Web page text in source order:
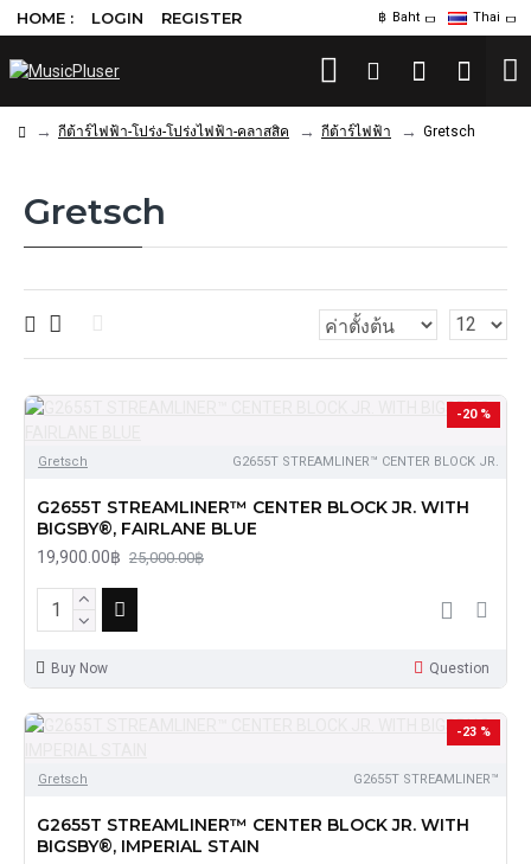
HOME : LOGIN REGISTER ฿ Baht Thai
กีต้าร์ไฟฟ้า-โปร่ง-โปร่งไฟฟ้า-คลาสสิค กีต้าร์ไฟฟ้า Gretsch
Gretsch
-20 %
Gretsch G2655T STREAMLINER™ CENTER BLOCK JR.
G2655T STREAMLINER™ CENTER BLOCK JR. WITH
BIGSBY®, FAIRLANE BLUE
19,900.00฿ 25,000.00฿
Buy Now Question
-23 %
Gretsch G2655T STREAMLINER™
G2655T STREAMLINER™ CENTER BLOCK JR. WITH
BIGSBY®, IMPERIAL STAIN